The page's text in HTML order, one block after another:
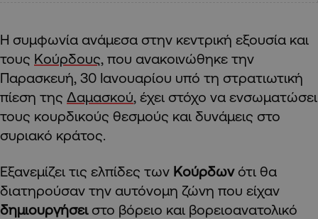
Η συμφωνία ανάμεσα στην κεντρική εξουσία και
τους Κούρδους, που ανακοινώθηκε την
Παρασκευή, 30 Ιανουαρίου υπό τη στρατιωτική
πίεση της Δαμασκού, έχει στόχο να ενσωματώσει
τους κουρδικούς θεσμούς και δυνάμεις στο
συριακό κράτος.
Εξανεμίζει τις ελπίδες των Κούρδων ότι θα
διατηρούσαν την αυτόνομη ζώνη που είχαν
δημιουργήσει στο βόρειο και βορειοανατολικό